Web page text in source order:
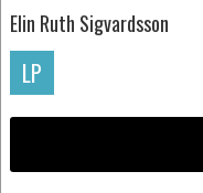
Elin Ruth Sigvardsson
LP